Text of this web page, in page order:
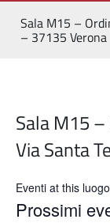
Sala M15 –
– 37135 Verona
Sala M15
Via Santa
Eventi at this luogo
Prossimi